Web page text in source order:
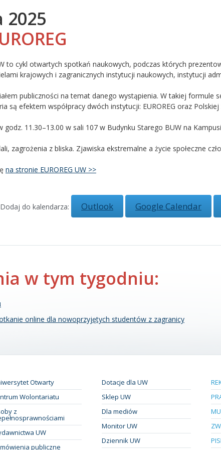
2025
to cykl otwartych spotkań naukowych, podczas których
krajowych i zagranicznych instytucji naukowych, instytucji
publiczności na temat danego wystąpienia. W takiej
są efektem współpracy dwóch instytucji: EUROREG oraz
11.30–13.00 w sali 107 w Budynku Starego BUW na
zagrożenia z bliska. Zjawiska ekstremalne a życie społeczne
na stronie EUROREG UW >>
Dodaj do kalendarza: Outlook Google Calendar
w tym tygodniu:
online dla nowoprzyjętych studentów z zagranicy
Otwarty
Wolontariatu
z
UW
publiczne
Dotacje dla UW
Sklep UW
Dla mediów
Monitor UW
Dziennik UW